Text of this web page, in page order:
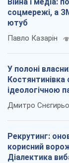
Війна і медіа:
соцмережі, а
ютуб
Павло Казарін
У полоні
ідеологічною
окупантів
Дмитро
Рекрутинг:
корисний
Діалектика